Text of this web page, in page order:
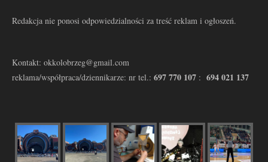
Redakcja nie ponosi odpowiedzialności za treść reklam i ogłoszeń.
Kontakt: okkolobrzeg@gmail.com
reklama/współpraca/dziennikarze: nr tel.: 697 770 107 : 694 021 137